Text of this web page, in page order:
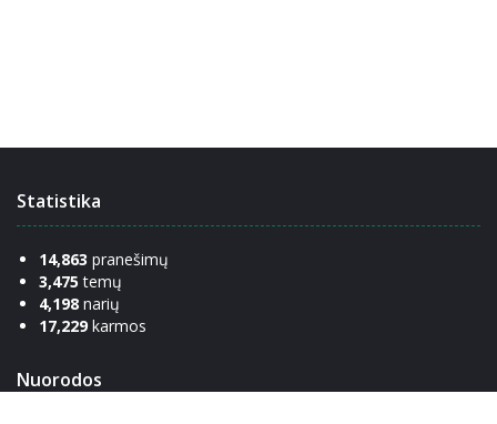
Statistika
14,863 pranešimų
3,475 temų
4,198 narių
17,229 karmos
Nuorodos